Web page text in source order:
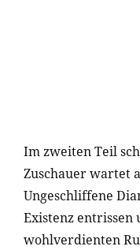
Im zweiten Teil
Zuschauer wartet
Ungeschliffene
Existenz
wohlverdienten